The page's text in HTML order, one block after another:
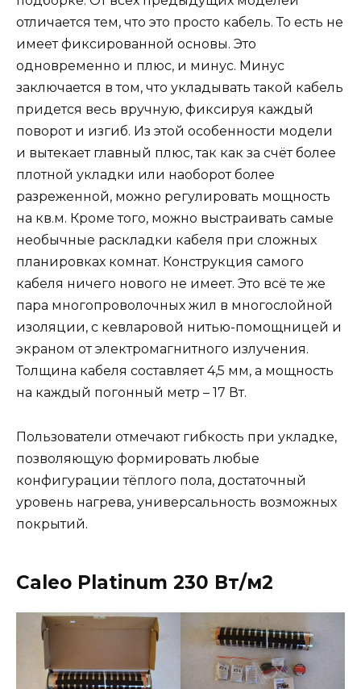
отличается тем, что это просто кабель. То есть не
имеет фиксированной основы. Это
одновременно и плюс, и минус. Минус
заключается в том, что укладывать такой кабель
придется весь вручную, фиксируя каждый
поворот и изгиб. Из этой особенности модели
и вытекает главный плюс, так как за счёт более
плотной укладки или наоборот более
разреженной, можно регулировать мощность
на кв.м. Кроме того, можно выстраивать самые
необычные раскладки кабеля при сложных
планировках комнат. Конструкция самого
кабеля ничего нового не имеет. Это всё те же
пара многопроволочных жил в многослойной
изоляции, с кевларовой нитью-помощницей и
экраном от электромагнитного излучения.
Толщина кабеля составляет 4,5 мм, а мощность
на каждый погонный метр – 17 Вт.
Пользователи отмечают гибкость при укладке,
позволяющую формировать любые
конфигурации тёплого пола, достаточный
уровень нагрева, универсальность возможных
покрытий.
Caleo Platinum 230 Вт/м2